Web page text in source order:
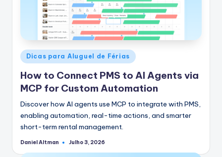
Postado
em
Dicas para Aluguel de Férias
How to Connect PMS to AI Agents via
MCP for Custom Automation
Discover how AI agents use MCP to integrate with PMS,
enabling automation, real-time actions, and smarter
short-term rental management.
Postado
Daniel Altman Julho 3, 2026